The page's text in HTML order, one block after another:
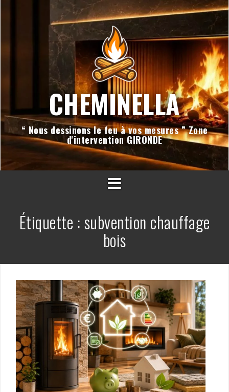
CHEMINELLA
“ Nous dessinons le feu à vos mesures ” Zone
d'intervention GIRONDE
Étiquette :subvention chauffage
bois